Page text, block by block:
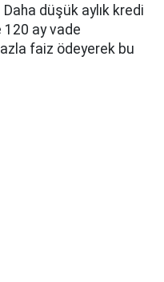
düşük aylık kredi
ay vade
faiz ödeyerek bu